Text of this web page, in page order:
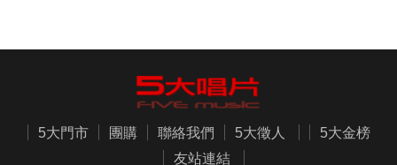
5大門市 團購 聯絡我們 5大徵人
5大金榜
友站連結